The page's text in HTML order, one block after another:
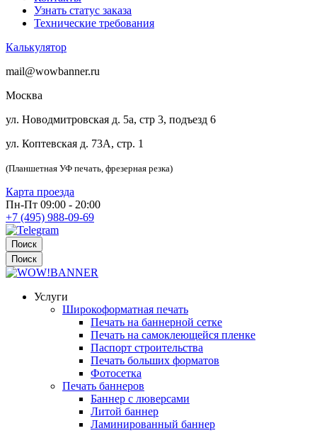
Узнать статус заказа
Технические требования
Калькулятор
mail@wowbanner.ru
Москва
ул. Новодмитровская д. 5а, стр 3, подъезд 6
ул. Коптевская д. 73А, стр. 1
(Планшетная УФ печать, фрезерная резка)
Карта проезда
Пн-Пт 09:00 - 20:00
+7 (495) 988-09-69
Поиск
Поиск
Услуги
Широкоформатная печать
Печать на баннерной сетке
Печать на самоклеющейся пленке
Паспорт строительства
Печать больших форматов
Фотосетка
Печать баннеров
Баннер с люверсами
Литой баннер
Ламинированный баннер